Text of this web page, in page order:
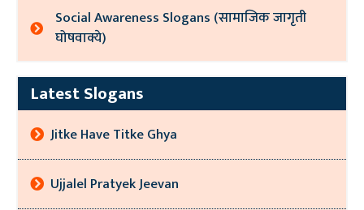
Social Awareness Slogans (सामाजिक जागृती
घोषवाक्ये)
Latest Slogans
Jitke Have Titke Ghya
Ujjalel Pratyek Jeevan